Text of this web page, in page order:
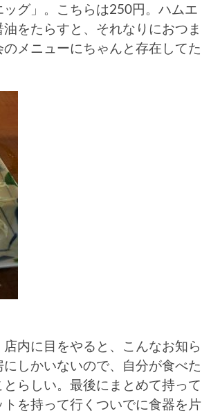
グ」。こちらは250円。ハムエ
をたらすと、それなりにおつま
メニューにちゃんと存在してた
内に目をやると、こんなお知ら
しかいないので、自分が食べた
らしい。最後にまとめて持って
を持って行くついでに食器を片